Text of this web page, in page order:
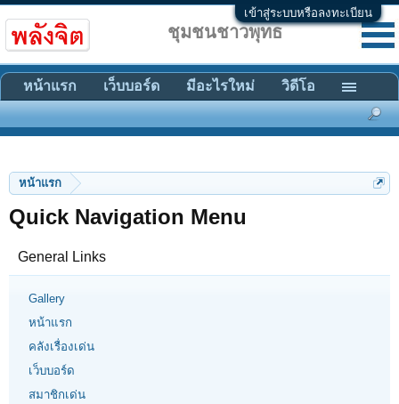
เข้าสู่ระบบหรือลงทะเบียน
หน้าแรก
Quick Navigation Menu
General Links
Gallery
หน้าแรก
คลังเรื่องเด่น
เว็บบอร์ด
สมาชิกเด่น
ชุมชนชาวพุทธ
หน้าแรก เว็บบอร์ด มีอะไรใหม่ วิดีโอ